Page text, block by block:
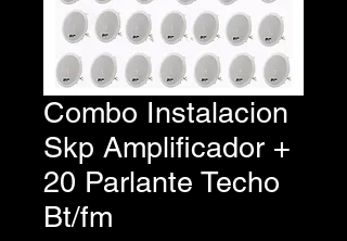
Combo Instalacion
Skp Amplificador +
20 Parlante Techo
Bt/fm